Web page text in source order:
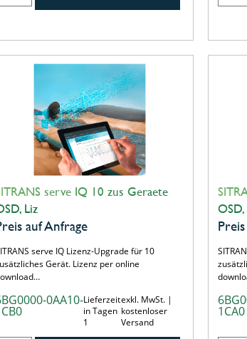
serve IQ 10 zus Geraete
Liz
auf Anfrage
serve IQ Lizenz-Upgrade für 10
Gerät. Lizenz per online
0AA10-Lieferzeit
in Tagen
1
exkl. MwSt. |
kostenloser
Versand
OSD,
1CA0